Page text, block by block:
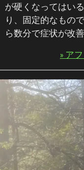
が硬くなってはい
り、固定的なもの
ら数分で症状が改
» ア